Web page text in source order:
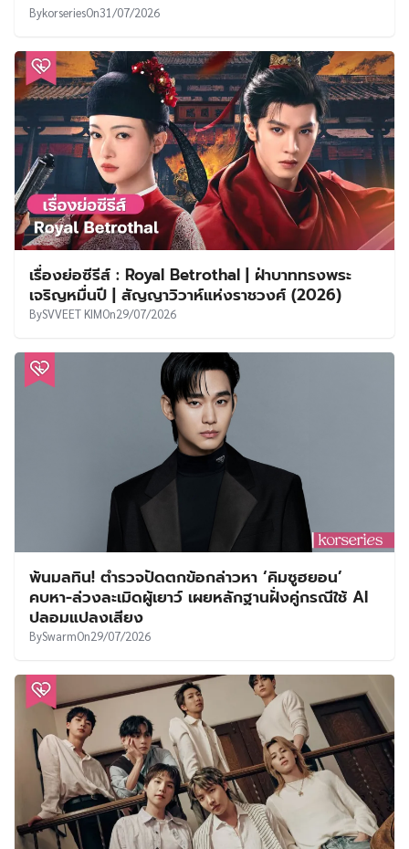
แฟนตาซีที่รอคอย! ‘คิมเซจอง’ สวมบทราชินีนักบู๊ทะลุ
ยอนซอง – โจฮันกยอล’
BykorseriesOn31/07/2026
เจริญหมื่นปี | สัญญาวิวาห์แห่งราชวงศ์ (2026)
BySVVEET KIM 29/07/2026
พ้นมลทิน! ตำรวจปัดตกข้อกล่าวหา ‘คิมซูฮยอน’
ปลอมแปลงเสียง
BySwarm On29/07/2026